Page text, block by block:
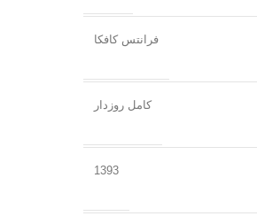
فرانتس کافکا
کامل روزدار
1393